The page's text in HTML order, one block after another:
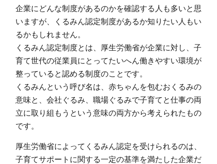
企業にどんな制度があるのかを確認する人も多いと思
いますが、くるみん認定制度があるか知りたい人もい
るかもしれません。
くるみん認定制度とは、厚生労働省が企業に対し、子
育て世代の従業員にとってたいへん働きやすい環境が
整っていると認める制度のことです。
くるみんという呼び名は、赤ちゃんを包むおくるみの
意味と、会社ぐるみ、職場ぐるみで子育てと仕事の両
立に取り組もうという意味の両方から考えられたもの
です。
厚生労働省によってくるみん認定を受けられるのは、
子育てサポートに関する一定の基準を満たした企業だ